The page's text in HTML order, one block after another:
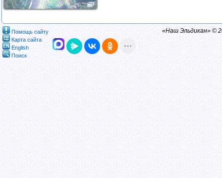
Помощь сайту
Карта сайта
English
Поиск
«Наш Эльдикан» ©